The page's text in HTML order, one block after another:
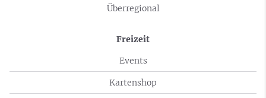
Überregional
Freizeit
Events
Kartenshop